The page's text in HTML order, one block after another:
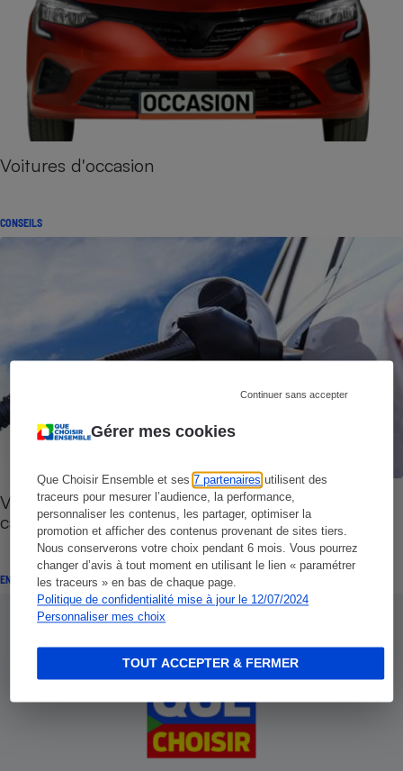
Gérer mes cookies
Que Choisir Ensemble et ses7 partenaires utilisent des
traceurs pour mesurer l’audience, la performance,
personnaliser les contenus, les partager, optimiser la
promotion et afficher des contenus provenant de sites tiers.
Nous conserverons votre choix pendant 6 mois. Vous pourrez
changer d’avis à tout moment en utilisant le lien « paramétrer
les traceurs » en bas de chaque page.
Politique de confidentialité mise à jour le 12/07/2024
Personnaliser mes choix
Continuer sans accepter
TOUT ACCEPTER & FERMER
Voitures d'occasion
CONSEILS
Voiture - 15 conseils pour réduire son budget
carburant
ENQUÊTE